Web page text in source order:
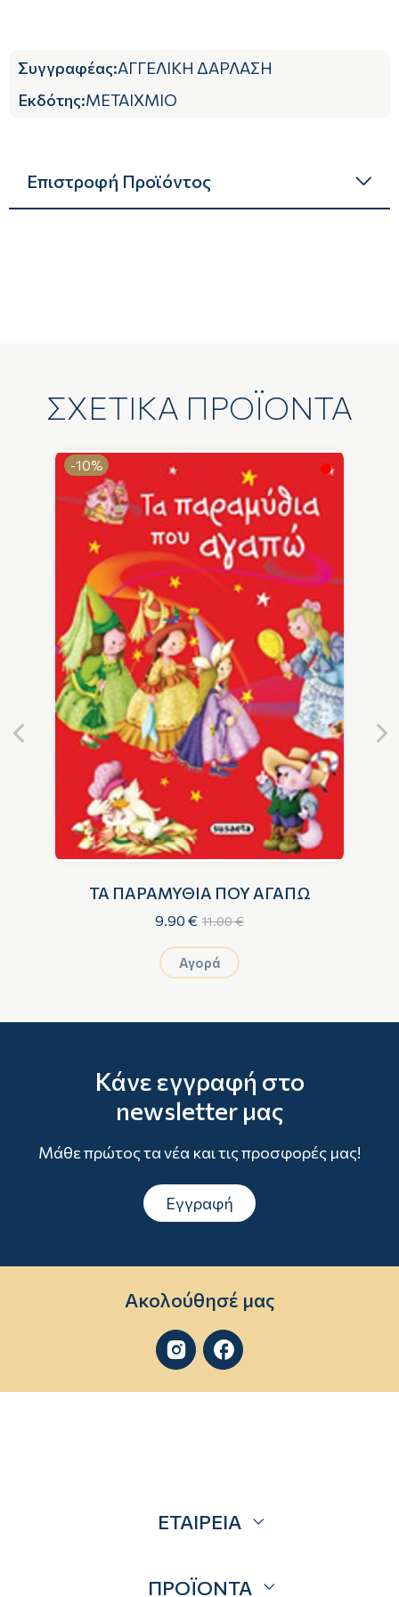
Συγγραφέας:ΑΓΓΕΛΙΚΗ ΔΑΡΛΑΣΗ
Εκδότης:ΜΕΤΑΙΧΜΙΟ
Επιστροφή Προϊόντος
ΣΧΕΤΙΚΑ ΠΡΟΪΟΝΤΑ
-10%
ΤΑ ΠΑΡΑΜΥΘΙΑ ΠΟΥ ΑΓΑΠΩ
9.90 € 11.00 €
Αγορά
Κάνε εγγραφή στο
newsletter μας
Μάθε πρώτος τα νέα και τις προσφορές μας!
Εγγραφή
Ακολούθησέ μας
 
ΕΤΑΙΡΕΙΑ
Επικοινωνία
ΠΡΟΪΟΝΤΑ